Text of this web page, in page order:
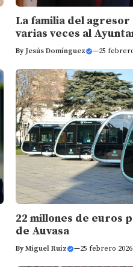
La familia del agresor
varias veces al
By Jesús Domínguez —25
22 millones de euros
de Auvasa
ByMiguel Ruiz —25 febrero 2026